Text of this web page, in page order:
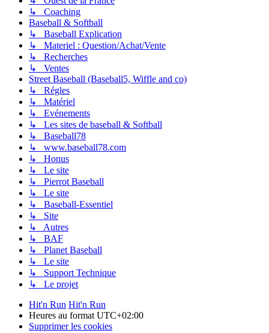
↳ Coaching
Baseball & Softball
↳ Baseball Explication
↳ Materiel : Question/Achat/Vente
↳ Recherches
↳ Ventes
Street Baseball (Baseball5, Wiffle and co)
↳ Régles
↳ Matériel
↳ Evénements
↳ Les sites de baseball & Softball
↳ Baseball78
↳ www.baseball78.com
↳ Honus
↳ Le site
↳ Pierrot Baseball
↳ Le site
↳ Baseball-Essentiel
↳ Site
↳ Autres
↳ BAF
↳ Planet Baseball
↳ Le site
↳ Support Technique
↳ Le projet
Hit'n Run Hit'n Run
Heures au format UTC+02:00
Supprimer les cookies